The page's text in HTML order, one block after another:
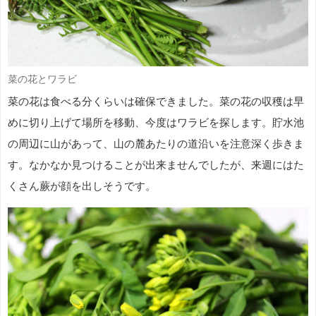
菜の花とワラビ
菜の花は食べる分くらいは確保できました。菜の花の収穫は早
めに切り上げて場所を移動、今度はワラビを探します。貯水池
の周辺に山があって、山の麓あたりの道沿いを注意深く歩きま
す。なかなか見つけることが出来ませんでしたが、来週にはた
くさん蕨が顔を出しそうです。